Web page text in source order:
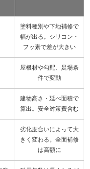
塗料種別や下地補修で
幅が出る。シリコン・
フッ素で差が大きい
屋根材や勾配、足場条
件で変動
建物高さ・延べ面積で
算出。安全対策費含む
劣化度合いによって大
きく変わる。全面補修
は高額に